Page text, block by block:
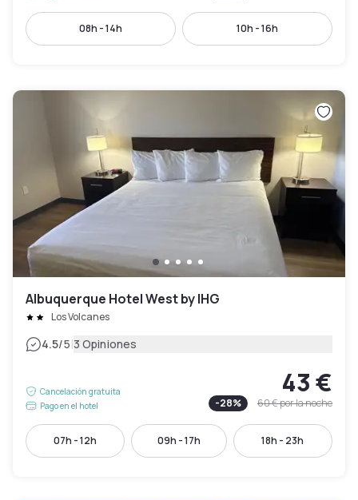
08h - 14h 10h - 16h
Albuquerque Hotel West by IHG
Los Volcanes
4.5/5|3 Opiniones
Cancelación gratuita
Pago en el hotel
43 €
-28% 60 €por la noche
07h - 12h 09h - 17h 18h - 23h